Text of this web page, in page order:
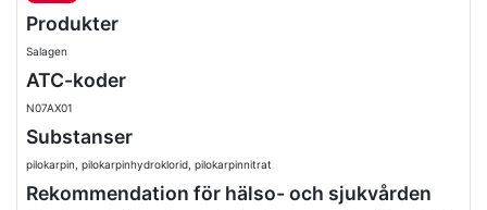
Produkter
Salagen
ATC-koder
N07AX01
Substanser
pilokarpin, pilokarpinhydroklorid, pilokarpinnitrat
Rekommendation för hälso- och sjukvården